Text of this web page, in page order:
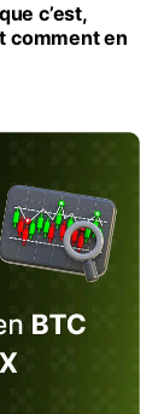
c’est,
comment en